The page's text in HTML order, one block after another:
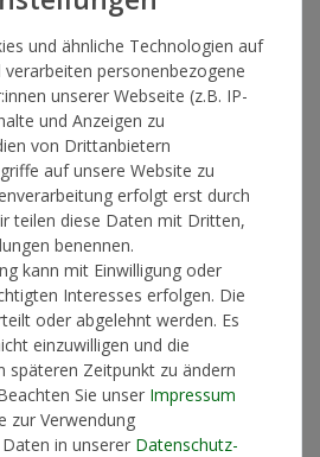
In den Warenkorb
und ähnliche Technologien auf
personenbezogene
unserer Webseite (z.B. IP-
und Anzeigen zu
von Drittanbietern
auf unsere Website zu
erfolgt erst durch
teilen diese Daten mit Dritten,
benennen.
kann mit Einwilligung oder
Interesses erfolgen. Die
oder abgelehnt werden. Es
einzuwilligen und die
späteren Zeitpunkt zu ändern
Sie unser Impressum
zur Verwendung
in unserer Daten­schutz­